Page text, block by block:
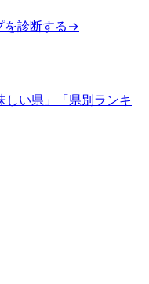
を診断する →
しい県」「県別ランキ